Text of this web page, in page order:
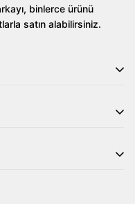
binlerce ürünü
satın alabilirsiniz.